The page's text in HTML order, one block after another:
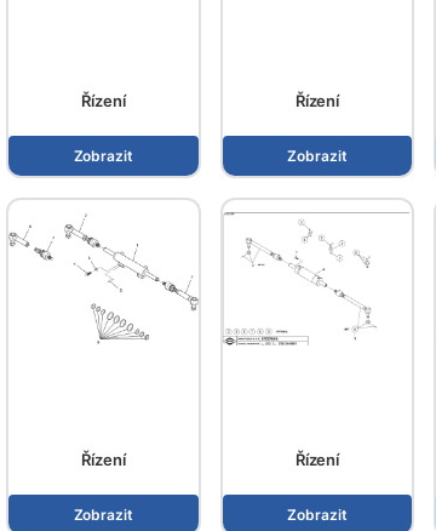
Řízení
Zobrazit
Řízení
Zobrazit
Řízení
Zobrazit
Řízení
Zobrazit